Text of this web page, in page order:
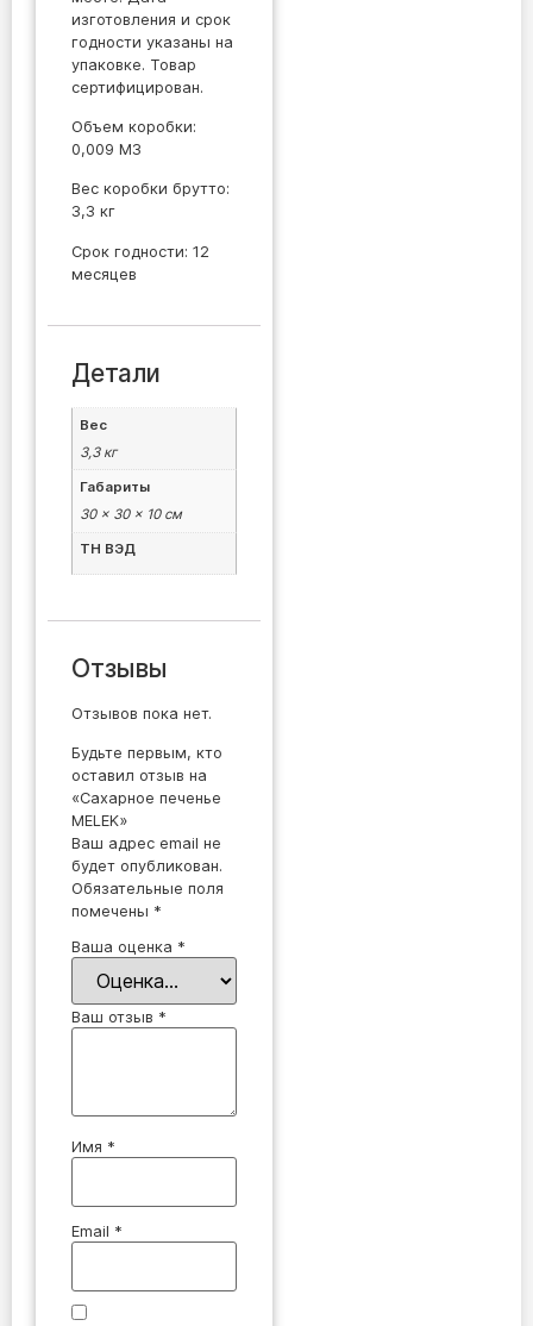
изготовления и срок
годности указаны на
упаковке. Товар
сертифицирован.
Объем коробки:
0,009 M3
Вес коробки брутто:
3,3 кг
Срок годности: 12
месяцев
Детали
Вес
3,3 кг
Габариты
30 × 30 × 10 см
ТН ВЭД
Отзывы
Отзывов пока нет.
Будьте первым, кто
оставил отзыв на
«Сахарное печенье
MELEK»
Ваш адрес email не
будет опубликован.
Обязательные поля
помечены *
Ваша оценка *
Ваш отзыв *
Имя *
Email *